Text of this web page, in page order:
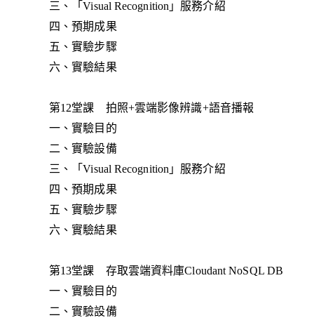
三、「Visual Recognition」服務介紹
四、預期成果
五、實驗步驟
六、實驗結果
第12堂課 拍照+雲端影像辨識+語音播報
一、實驗目的
二、實驗設備
三、「Visual Recognition」服務介紹
四、預期成果
五、實驗步驟
六、實驗結果
第13堂課 存取雲端資料庫Cloudant NoSQL DB
一、實驗目的
二、實驗設備